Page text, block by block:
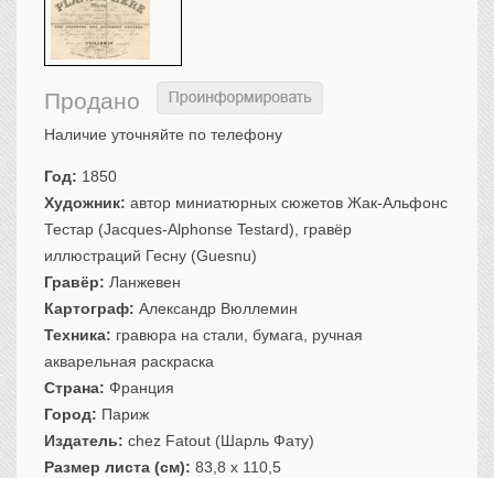
Санкт-Петербург
Российская империя
Севастополь, Крым
Ценные бумаги
История моды.
Гражданская мода
Охота. Флора. Фауна
Фауна
Флора
Охота
Рыбы, рыбалка
Техника, транспорт,
Архитектура
Продано
Наличие уточняйте по телефону
Год: 1850
Художник: автор миниатюрных сюжетов Жак-Альфонс
Тестар (Jacques-Alphonse Testard), гравёр
иллюстраций Гесну (Guesnu)
Гравёр: Ланжевен
Картограф: Александр Вюллемин
Техника: гравюра на стали, бумага, ручная
акварельная раскраска
Страна: Франция
Город: Париж
Издатель: chez Fatout (Шарль Фату)
Размер листа (см): 83,8 x 110,5